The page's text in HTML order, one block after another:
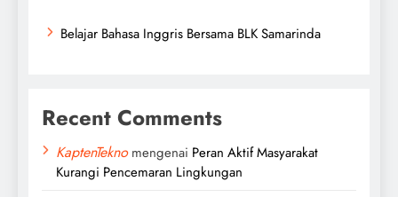
Belajar Bahasa Inggris Bersama BLK Samarinda
Recent Comments
KaptenTeknomengenai Peran Aktif Masyarakat
Kurangi Pencemaran Lingkungan